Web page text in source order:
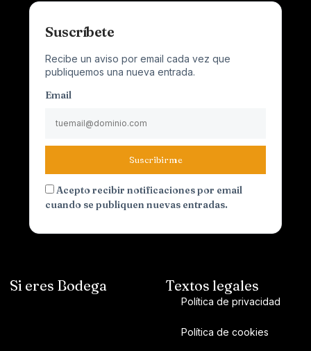
Suscríbete
Recibe un aviso por email cada vez que
publiquemos una nueva entrada.
Email
Suscribirme
Acepto recibir notificaciones por email
cuando se publiquen nuevas entradas.
Si eres Bodega Textos legales
Política de privacidad
Política de cookies